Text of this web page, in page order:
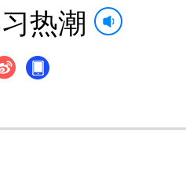
热潮